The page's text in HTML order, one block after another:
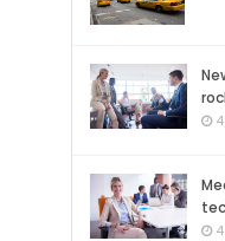
4
4